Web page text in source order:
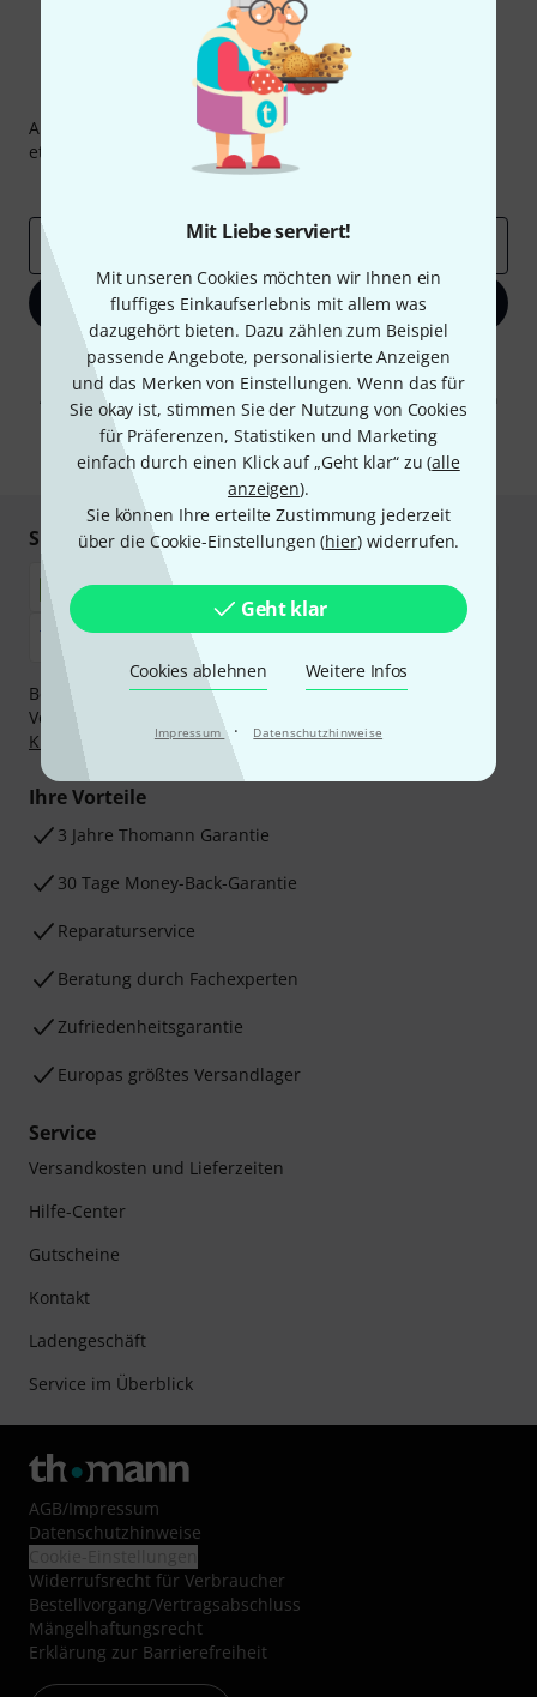
Mit Liebe serviert!
Mit unseren Cookies möchten wir Ihnen ein
fluffiges Einkaufserlebnis mit allem was
dazugehört bieten. Dazu zählen zum Beispiel
passende Angebote, personalisierte Anzeigen
und das Merken von Einstellungen. Wenn das für
Sie okay ist, stimmen Sie der Nutzung von Cookies
für Präferenzen, Statistiken und Marketing
einfach durch einen Klick auf „Geht klar“ zu (alle
anzeigen).
Sie können Ihre erteilte Zustimmung jederzeit
über die Cookie-Einstellungen (hier) widerrufen.
Geht klar
Cookies ablehnen Weitere Infos
Impressum · Datenschutzhinweise
Thomann Newsletter
Abonniere den Thomann Newsletter und gewinne mit
etwas Glück einen von
50 Gutscheinen
E-Mail-Adresse
Jetzt anmelden
Mit Klick auf „Jetzt anmelden“ stimmen Sie dem Erhalt von E-Mail-
Werbung und einer Messung des E-Mail-Nutzungsverhaltens zu. Die
Abmeldung ist jederzeit möglich. Weitere Informationen finden Sie in
unserenDatenschutzhinweisen
* Pflichtfeld
Sicher einkaufen & bezahlen
Bezahlen Sie vertraulich und sicher per Nachnahme,
Vorkasse, PayPal, Amazon Pay,
Klarna Ratenzahlungoder Kreditkarte.
Ihre Vorteile
3 Jahre Thomann Garantie
30 Tage Money-Back-Garantie
Reparaturservice
Beratung durch Fachexperten
Zufriedenheitsgarantie
Europas größtes Versandlager
Service
Versandkosten und Lieferzeiten
Hilfe-Center
Gutscheine
Kontakt
Ladengeschäft
Service im Überblick
AGB/Impressum
Datenschutzhinweise
Widerrufsrecht für Verbraucher
Bestellvorgang/Vertragsabschluss
Mängelhaftungsrecht
Erklärung zur Barrierefreiheit